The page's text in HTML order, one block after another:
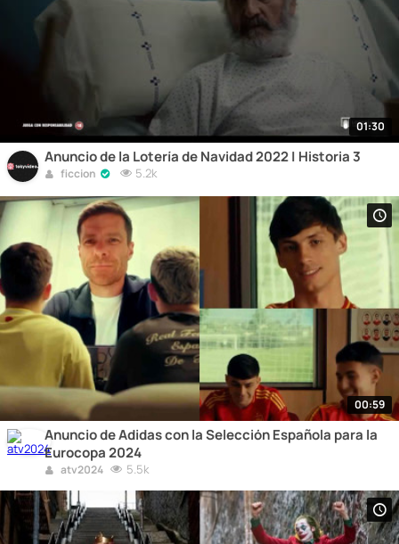
01:30
Anuncio de la Lotería de Navidad 2022 | Historia 3
ficcion 5.2k
00:59
Anuncio de Adidas con la Selección Española para la
Eurocopa 2024
atv2024 5.5k